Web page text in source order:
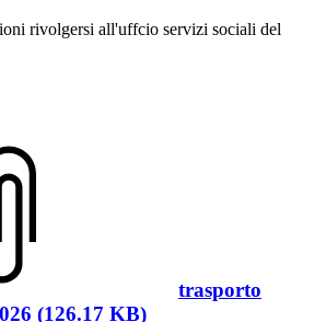
rivolgersi all'uffcio servizi sociali del
trasporto
(126.17 KB)